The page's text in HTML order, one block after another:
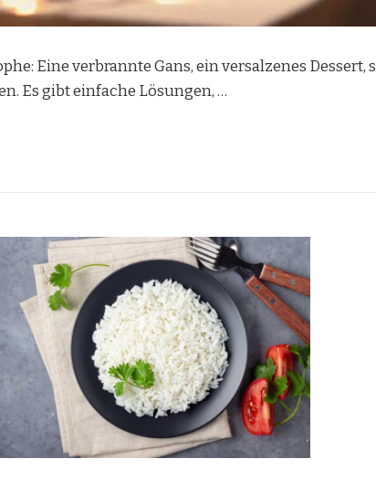
Eine verbrannte Gans, ein versalzenes Dessert,
Es gibt einfache Lösungen, …